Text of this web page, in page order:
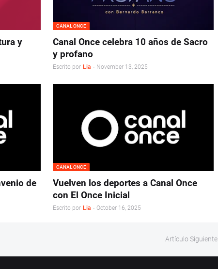
y
CANAL ONCE
Canal Once celebra 10 años de Sacro
y profano
Escrito por Lia - November 13, 2025
de
CANAL ONCE
Vuelven los deportes a Canal Once
con El Once Inicial
Escrito por Lia - October 16, 2025
Artículo Siguiente